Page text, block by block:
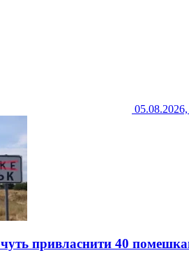
привласнити 40